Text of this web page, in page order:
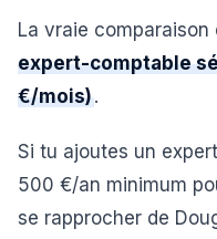
La vraie comparaison
expert-comptable
€/mois).
Si tu ajoutes un
500 €/an minimum
se rapprocher de